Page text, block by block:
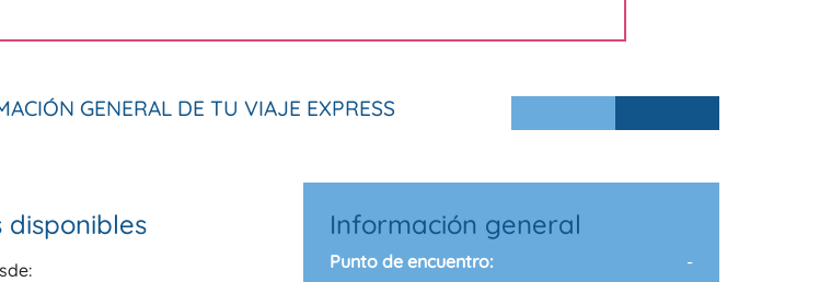
GENERAL DE TU VIAJE EXPRESS
disponibles Información general
Punto de encuentro:
-